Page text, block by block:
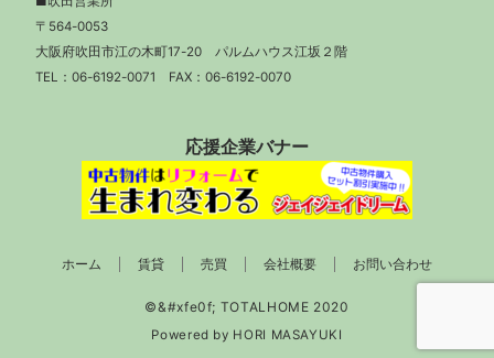
〒564-0053
大阪府吹田市江の木町17-20 パルムハウス江坂２階
TEL： 06-6192-0071 FAX：06-6192-0070
応援企業バナー
ホーム 賃貸 売買 会社概要 お問い合わせ
Powered by